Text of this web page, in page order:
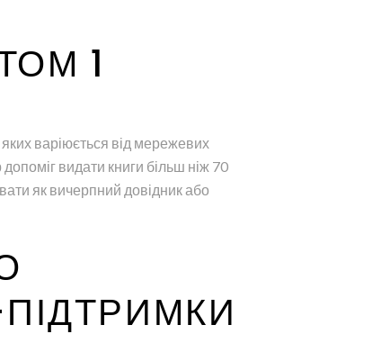
1
варіюється від мережевих
видати книги більш ніж 70
як вичерпний довідник або